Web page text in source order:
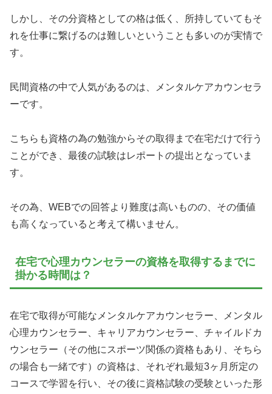
しかし、その分資格としての格は低く、所持していてもそ
れを仕事に繋げるのは難しいということも多いのが実情で
す。
民間資格の中で人気があるのは、メンタルケアカウンセラ
ーです。
こちらも資格の為の勉強からその取得まで在宅だけで行う
ことができ、最後の試験はレポートの提出となっていま
す。
その為、WEBでの回答より難度は高いものの、その価値
も高くなっていると考えて構いません。
在宅で心理カウンセラーの資格を取得するまでに
掛かる時間は？
在宅で取得が可能なメンタルケアカウンセラー、メンタル
心理カウンセラー、キャリアカウンセラー、チャイルドカ
ウンセラー（その他にスポーツ関係の資格もあり、そちら
の場合も一緒です）の資格は、それぞれ最短3ヶ月所定の
コースで学習を行い、その後に資格試験の受験といった形